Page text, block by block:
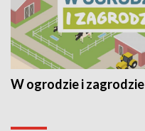
W ogrodzie i zagrodzie